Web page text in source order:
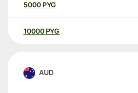
5000 PYG
10000 PYG
AUD